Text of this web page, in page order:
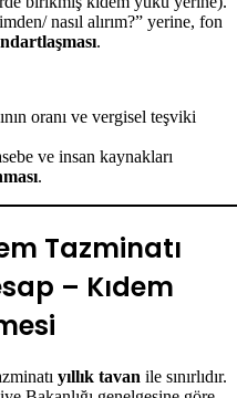
nasıl alırım?” yerine, fon
.
oranı ve vergisel teşviki
ve insan kaynakları
.
Tazminatı
– Kıdem
yıllık tavan ile sınırlıdır.